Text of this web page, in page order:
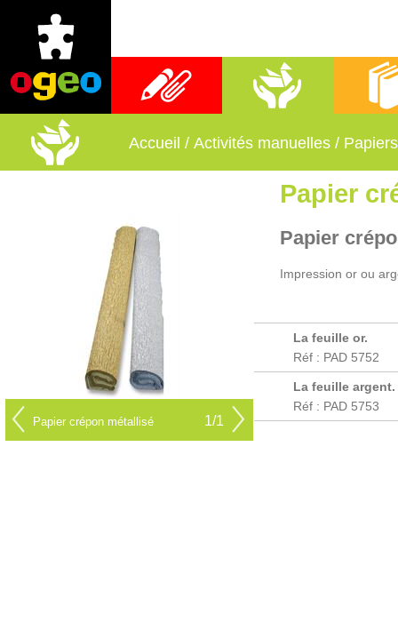
Fournitures scolaires Activités manuelles
Accueil / Activités manuelles /
Papier
Papier crépon métallisé 1/1
Papier
Impression or ou
La feuille or.
Réf : PAD 5752
La feuille argent.
Réf : PAD 5753